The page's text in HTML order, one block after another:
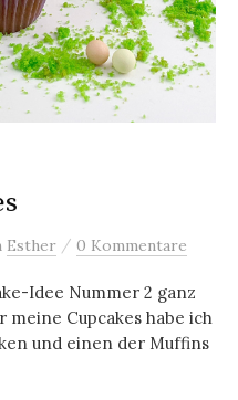
Esther / 0 Kommentare
Idee Nummer 2 ganz
Cupcakes habe ich
und einen der Muffins